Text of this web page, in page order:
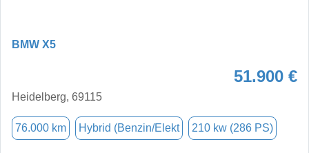
BMW X5
51.900 €
Heidelberg, 69115
76.000 km Hybrid (Benzin/Elekt 210 kw (286 PS)